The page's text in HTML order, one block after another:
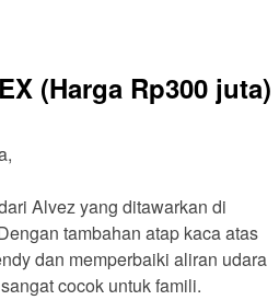
(Harga Rp300 juta)
Alvez yang ditawarkan di
tambahan atap kaca atas
dan memperbaiki aliran udara
cocok untuk famili.